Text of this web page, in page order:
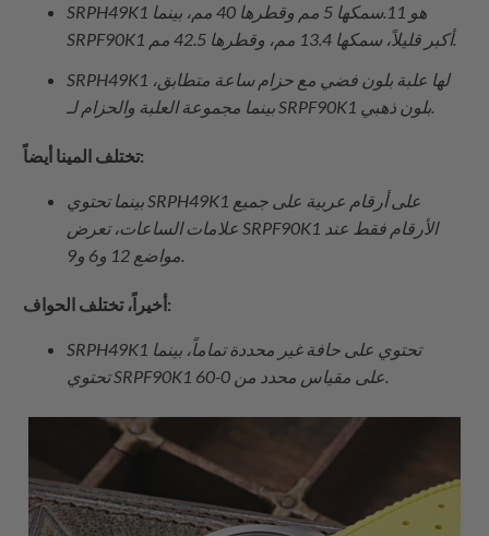
SRPH49K1 هو 11.سمكها 5 مم وقطرها 40 مم، بينما
SRPF90K1 أكبر قليلاً، سمكها 13.4 مم، وقطرها 42.5 مم.
SRPH49K1 لها علبة بلون فضي مع حزام ساعة متطابق،
بينما مجموعة العلبة والحزام لـ SRPF90K1 بلون ذهبي.
تختلف المينا أيضاً:
بينما تحتوي SRPH49K1 على أرقام عربية على جميع
علامات الساعات، تعرض SRPF90K1 الأرقام فقط عند
مواضع 12 و6 و9.
أخيراً، تختلف الحواف:
SRPH49K1 تحتوي على حافة غير محددة تماماً، بينما
تحتوي SRPF90K1 على مقياس محدد من 0-60.